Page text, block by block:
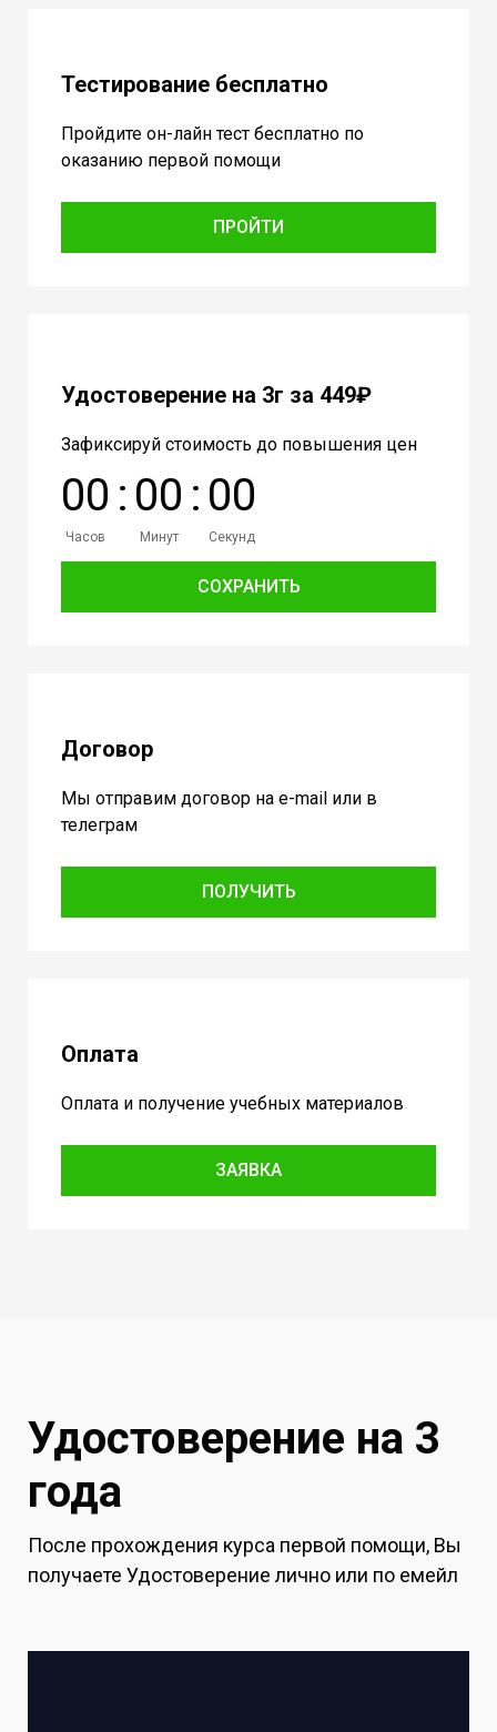
Тестирование бесплатно
Пройдите он-лайн тест бесплатно по
оказанию первой помощи
ПРОЙТИ
Удостоверение на 3г за 449₽
Зафиксируй стоимость до повышения цен
00
Часов
: 00
Минут
: 00
Секунд
СОХРАНИТЬ
Договор
Мы отправим договор на e-mail или в
телеграм
ПОЛУЧИТЬ
Оплата
Оплата и получение учебных материалов
ЗАЯВКА
Удостоверение на 3
года
После прохождения курса первой помощи, Вы
получаете Удостоверение лично или по емейл